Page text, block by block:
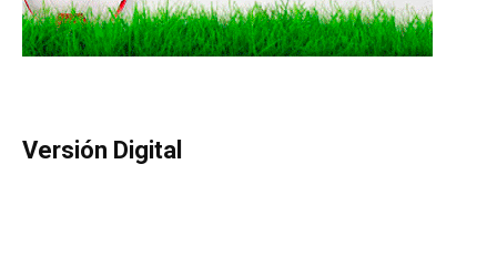
Versión Digital